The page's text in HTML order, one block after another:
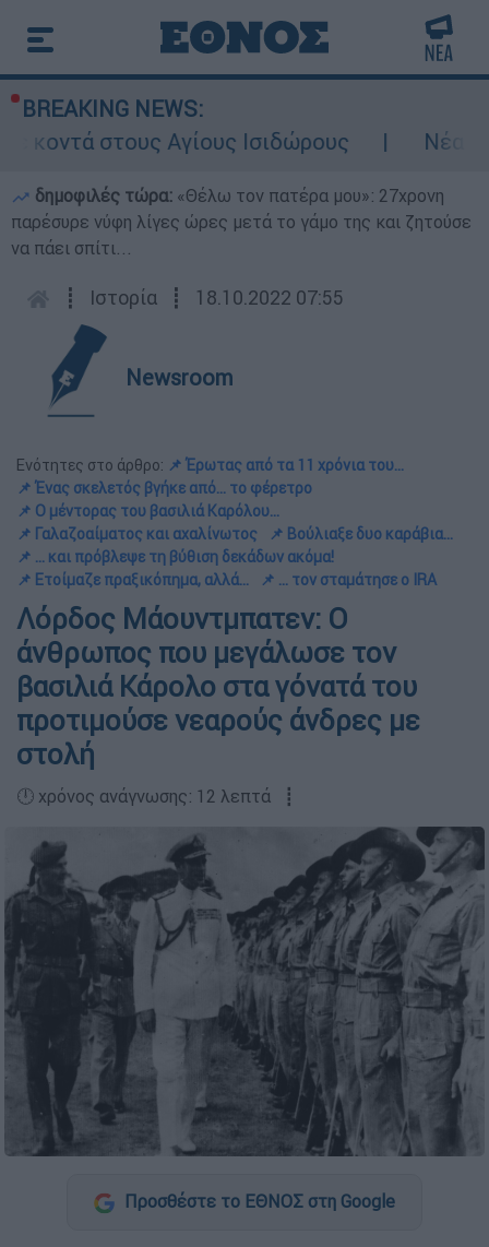
BREAKING NEWS:
Αγίους Ισιδώρους
Νέα ένταση στα
δημοφιλές τώρα: «Θέλω τον πατέρα μου»: 27χρονη
παρέσυρε νύφη λίγες ώρες μετά το γάμο της και ζητούσε
να πάει σπίτι...
┋ Ιστορία ┋ 18.10.2022 07:55
Newsroom
Ενότητες στο άρθρο: 📌 Έρωτας από τα 11 χρόνια του...
📌 Ένας σκελετός βγήκε από... το φέρετρο
📌 Ο μέντορας του βασιλιά Καρόλου...
📌 Γαλαζοαίματος και αχαλίνωτος
📌 Βούλιαξε δυο καράβια...
📌 ... και πρόβλεψε τη βύθιση δεκάδων ακόμα!
📌 Ετοίμαζε πραξικόπημα, αλλά...
📌 ... τον σταμάτησε ο IRA
Λόρδος Μάουντμπατεν: Ο
άνθρωπος που μεγάλωσε τον
βασιλιά Κάρολο στα γόνατά του
προτιμούσε νεαρούς άνδρες με
στολή
🕛 χρόνος ανάγνωσης: 12 λεπτά ┋
Προσθέστε το ΕΘΝΟΣ στη Google